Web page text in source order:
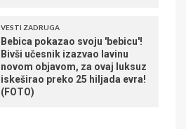
VESTI ZADRUGA
Bebica pokazao svoju 'bebicu'!
Bivši učesnik izazvao lavinu
novom objavom, za ovaj luksuz
iskeširao preko 25 hiljada evra!
(FOTO)